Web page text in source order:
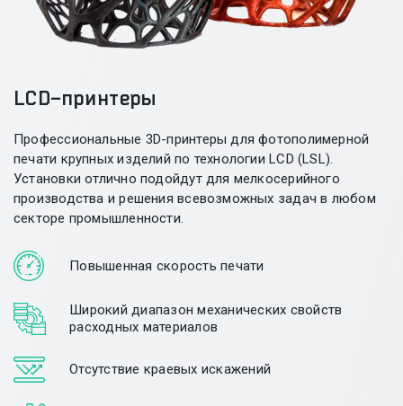
LCD-принтеры
Профессиональные 3D-принтеры для фотополимерной
печати крупных изделий по технологии LCD (LSL).
Установки отлично подойдут для мелкосерийного
производства и решения всевозможных задач в любом
секторе промышленности.
Повышенная скорость печати
Широкий диапазон механических свойств
расходных материалов
Отсутствие краевых искажений